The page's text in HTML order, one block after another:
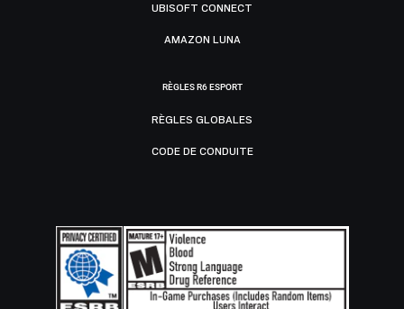
UBISOFT CONNECT
AMAZON LUNA
RÈGLES R6 ESPORT
RÈGLES GLOBALES
CODE DE CONDUITE